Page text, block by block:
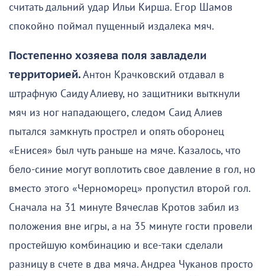
считать дальний удар Ильи Кирша. Егор Шамов
спокойно поймал пущенный издалека мяч.
Постепенно хозяева поля завладели
территорией.Антон Крачковский отдавал в
штрафную Саиду Алиеву, но защитники выткнули
мяч из ног нападающего, следом Саид Алиев
пытался замкнуть прострел и опять оборонец
«Енисея» был чуть раньше на мяче. Казалось, что
бело-синие могут воплотить свое давление в гол, но
вместо этого «Черноморец» пропустил второй гол.
Сначала на 31 минуте Вячеслав Кротов забил из
положения вне игры, а на 35 минуте гости провели
простейшую комбинацию и все-таки сделали
разницу в счете в два мяча. Андреа Чуканов просто